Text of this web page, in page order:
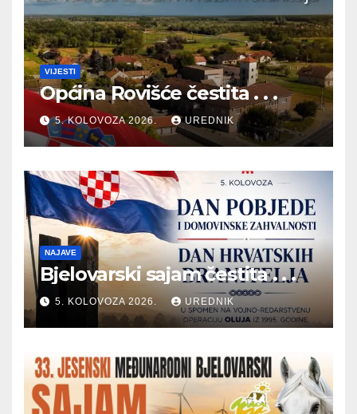
VIJESTI
Općina Rovišće čestita . . .
5. KOLOVOZA 2026. UREDNIK
NAJAVE
Bjelovarski sajam čestita . . .
5. KOLOVOZA 2026. UREDNIK